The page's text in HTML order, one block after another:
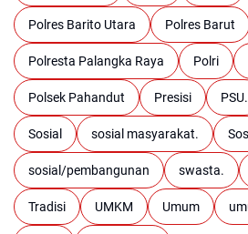
Polres Barito Utara Polres Barut
Polresta Palangka Raya Polri
Polsek Pahandut Presisi PSU.
Sosial sosial masyarakat.
sosial/pembangunan swasta.
Tradisi UMKM Umum